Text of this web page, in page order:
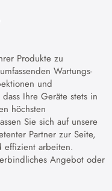
Produkte zu
Wartungs-
und
Ihre Geräte stets in
höchsten
Sie sich auf unsere
Partner zur Seite,
effizient arbeiten.
Angebot oder